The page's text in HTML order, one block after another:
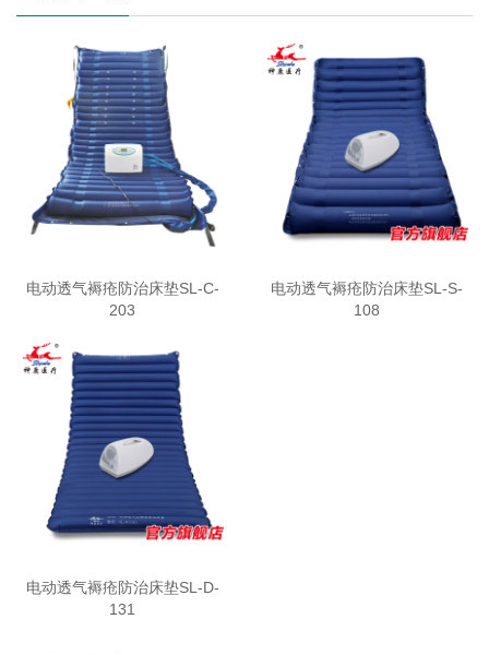
电动透气褥疮防治床垫SL-C-
203
电动透气褥疮防治床垫SL-S-
108
电动透气褥疮防治床垫SL-D-
131